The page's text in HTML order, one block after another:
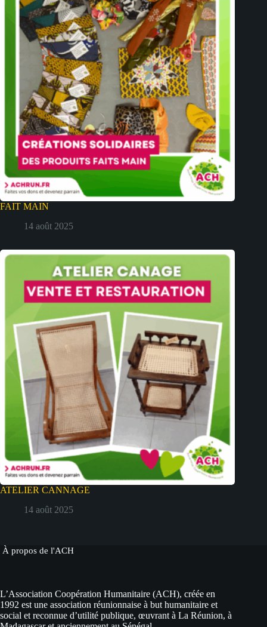
FAIT MAIN
14 août 2025
ATELIER CANNAGE
14 août 2025
À propos de l'ACH
L’Association Coopération Humanitaire (ACH), créée en
1992 est une association réunionnaise à but humanitaire et
social et reconnue d’utilité publique, œuvrant à La Réunion, à